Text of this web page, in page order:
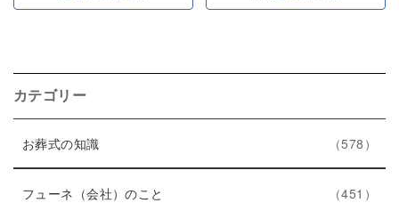
カテゴリー
お葬式の知識
ン
ト
578
フューネ（会社）のこと 451